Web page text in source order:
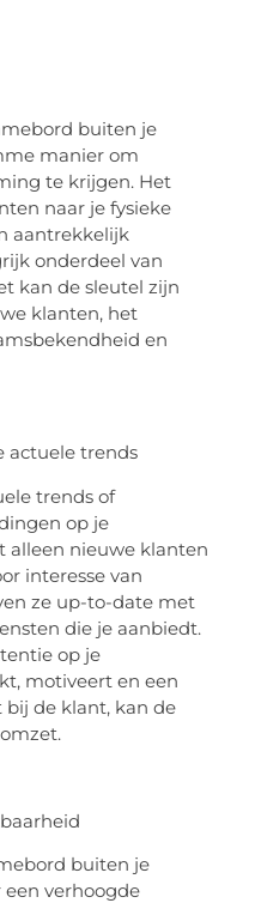
buiten je
manier om
te krijgen. Het
naar je fysieke
aantrekkelijk
onderdeel van
kan de sleutel zijn
klanten, het
en
actuele trends
trends of
op je
alleen nieuwe klanten
interesse van
ze up-to-date met
die je aanbiedt.
op je
motiveert en een
de klant, kan de
buiten je
verhoogde